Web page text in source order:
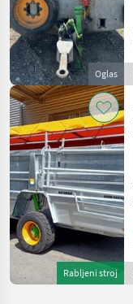
Oglas
Rabljeni stroj